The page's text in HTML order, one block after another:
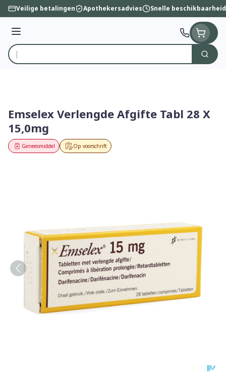
Ga naar de inhoud
Veilige betalingen Apothekersadvies Snelle beschikbaarheid
Menu
Product, merk, categorie...
Zoek
Emselex Verlengde Afgifte Tabl 28 X
15,0mg
Op voorschrift
Geneesmiddel